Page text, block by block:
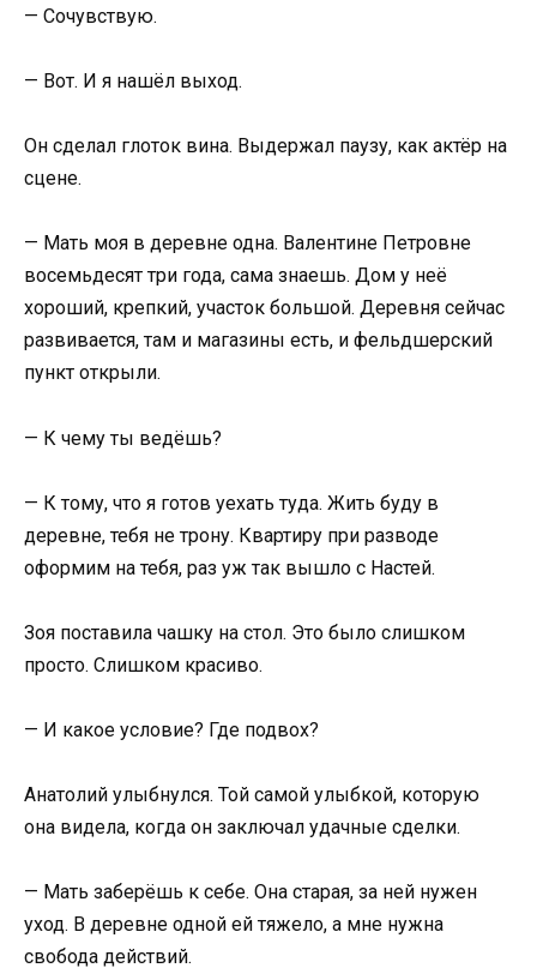
— Сочувствую.
— Вот. И я нашёл выход.
Он сделал глоток вина. Выдержал паузу, как актёр на
сцене.
— Мать моя в деревне одна. Валентине Петровне
восемьдесят три года, сама знаешь. Дом у неё
хороший, крепкий, участок большой. Деревня сейчас
развивается, там и магазины есть, и фельдшерский
пункт открыли.
— К чему ты ведёшь?
— К тому, что я готов уехать туда. Жить буду в
деревне, тебя не трону. Квартиру при разводе
оформим на тебя, раз уж так вышло с Настей.
Зоя поставила чашку на стол. Это было слишком
просто. Слишком красиво.
— И какое условие? Где подвох?
Анатолий улыбнулся. Той самой улыбкой, которую
она видела, когда он заключал удачные сделки.
— Мать заберёшь к себе. Она старая, за ней нужен
уход. В деревне одной ей тяжело, а мне нужна
свобода действий.